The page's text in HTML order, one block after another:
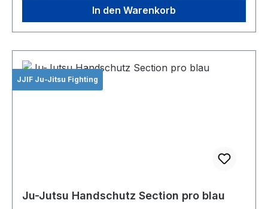
In den Warenkorb
JJIF Ju-Jitsu Fighting
Ju-Jutsu Handschutz Section pro blau